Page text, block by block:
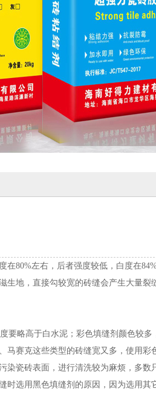
80%左右，后者强度较低，白度在84%
生地，直接勾较宽的砖缝会产生大量裂
略高于白水泥；彩色填缝剂颜色较多
马赛克这些类型的砖缝宽又多，使用彩
染瓷砖表面，进行清洗较为麻烦，多数
时选用黑色填缝剂的原因，因为选用其